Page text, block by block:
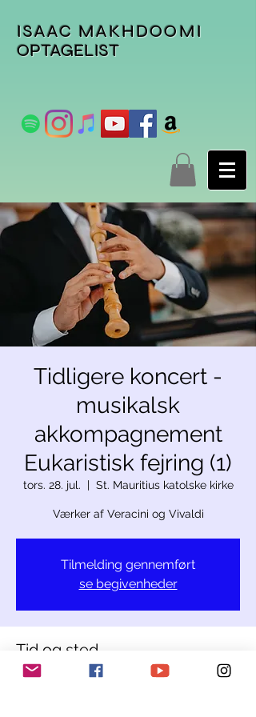
ISAAC MAKHDOOMI
OPTAGELIST
Tidligere koncert -
musikalsk
akkompagnement
Eukaristisk fejring (1)
tors. 28. jul.
  |
St. Mauritius katolske kirke
Værker af Veracini og Vivaldi
Tilmelding gennemført
se begivenheder
Tid og sted
28. jul. 2022, 10.00